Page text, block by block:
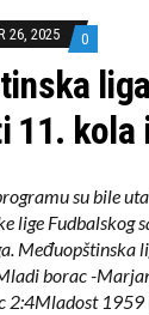
26, 2025 0
11. kola
su bile
lige Fudbalskog
Međuopštinska
borac -
2:4Mladost 1959